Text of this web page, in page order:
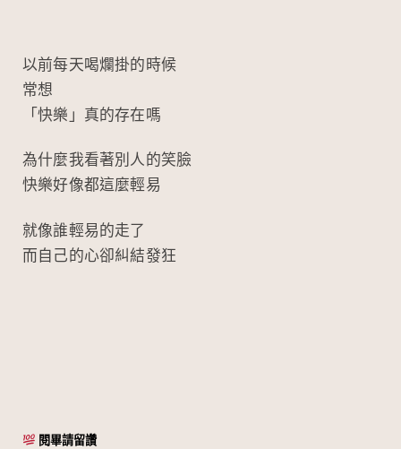
以前每天喝爛掛的時候
常想
「快樂」真的存在嗎
為什麼我看著別人的笑臉
快樂好像都這麼輕易
就像誰輕易的走了
而自己的心卻糾結發狂
閱畢請留讚